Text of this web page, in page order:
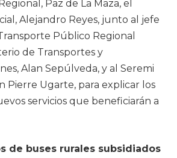
Paz de La Maza, el
Alejandro Reyes, junto al jefe
Público Regional
de Transportes y
Alan Sepúlveda, y al Seremi
Pierre Ugarte, para explicar los
servicios que beneficiarán a
de buses rurales subsidiados